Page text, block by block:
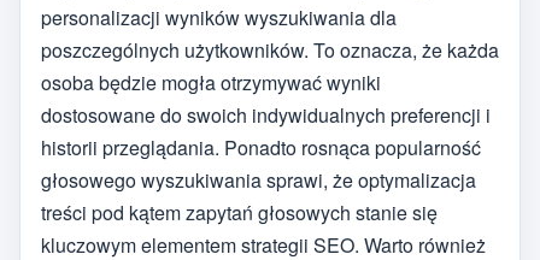
personalizacji wyników wyszukiwania dla
poszczególnych użytkowników. To oznacza, że każda
osoba będzie mogła otrzymywać wyniki
dostosowane do swoich indywidualnych preferencji i
historii przeglądania. Ponadto rosnąca popularność
głosowego wyszukiwania sprawi, że optymalizacja
treści pod kątem zapytań głosowych stanie się
kluczowym elementem strategii SEO. Warto również